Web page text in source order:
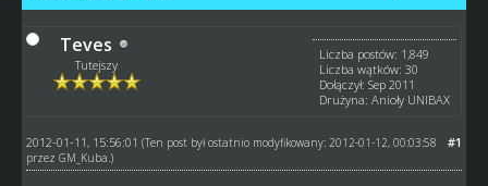
Teves
Tutejszy
Liczba postów: 1,849
Liczba wątków: 30
Dołączył: Sep 2011
Drużyna: Anioły UNIBAX
#1
2012-01-11, 15:56:01 (Ten post był ostatnio modyfikowany: 2012-01-12, 00:03:58
przez GM_Kuba .)